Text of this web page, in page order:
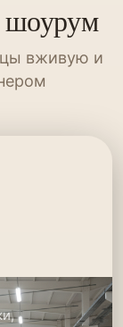
шоурум
вживую и